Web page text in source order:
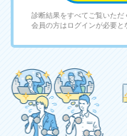
診断結果をすべてご覧いただ
会員の方はログインが必要と